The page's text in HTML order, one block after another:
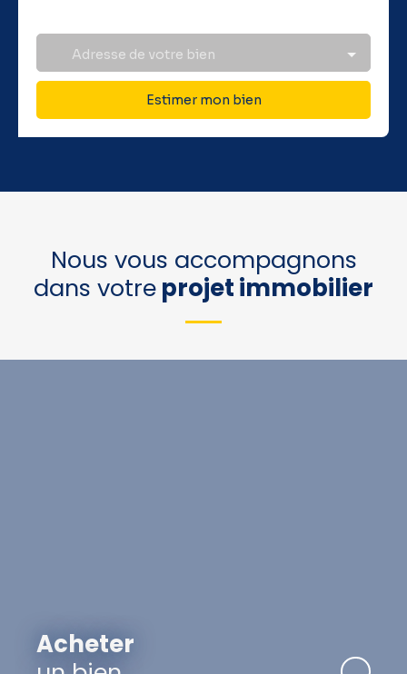
Adresse de votre bien
Estimer mon bien
Nous vous accompagnons
dans votreprojet immobilier
Acheter